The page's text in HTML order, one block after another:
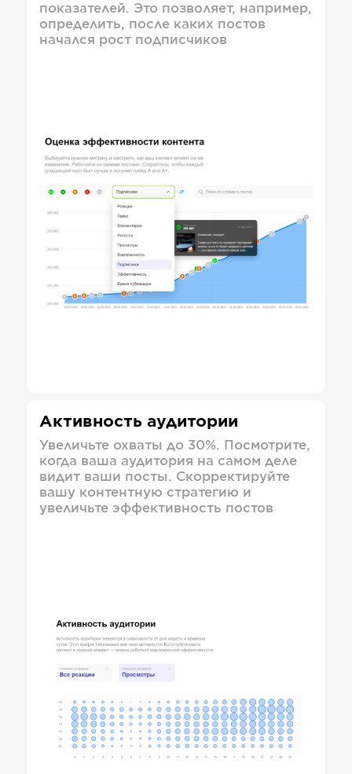
показателей. Это позволяет, например,
определить, после каких постов
начался рост подписчиков
Активность аудитории
Увеличьте охваты до 30%. Посмотрите,
когда ваша аудитория на самом деле
видит ваши посты. Скорректируйте
вашу контентную стратегию и
увеличьте эффективность постов